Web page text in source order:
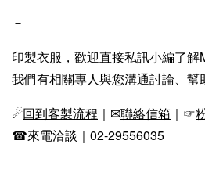
－
印製衣服，歡迎直接私訊小編了解
我們有相關專人與您溝通討論、幫
☄回到客製流程 ｜✉聯絡信箱 ｜☞
☎來電洽談｜02-29556035